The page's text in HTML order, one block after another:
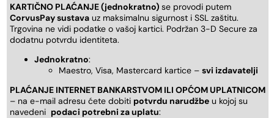
KARTIČNO PLAĆANJE (jednokratno) se provodi putem
CorvusPay sustava uz maksimalnu sigurnost i SSL zaštitu.
Trgovina ne vidi podatke o vašoj kartici. Podržan 3-D Secure za
dodatnu potvrdu identiteta.
Jednokratno:
Maestro, Visa, Mastercard kartice – svi izdavatelji
PLAĆANJE INTERNET BANKARSTVOM ILI OPĆOM UPLATNICOM
– na e-mail adresu ćete dobiti potvrdu narudžbe u kojoj su
navedeni podaci potrebni za uplatu: